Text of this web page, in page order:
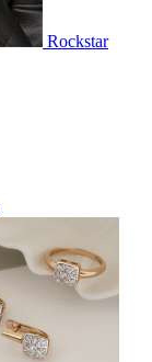
Rockstar